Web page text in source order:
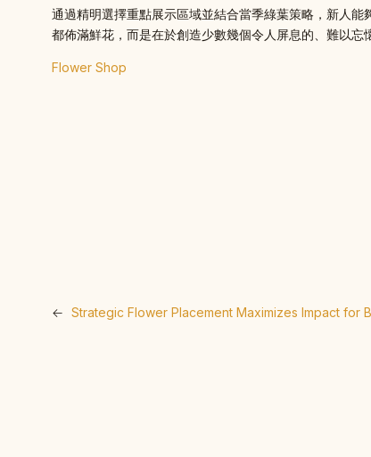
通過精明選擇重點展示區域並結合當季綠葉策略，新人
都佈滿鮮花，而是在於創造少數幾個令人屏息的、難以忘
Flower Shop
← Strategic Flower Placement Maximizes Impact for